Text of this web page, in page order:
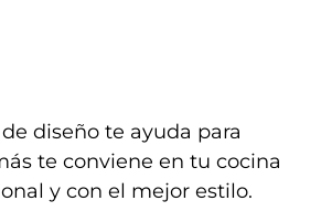
diseño te ayuda para
te conviene en tu cocina
y con el mejor estilo.